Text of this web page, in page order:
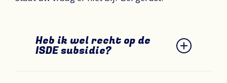
Heb ik wel recht op de
ISDE subsidie?